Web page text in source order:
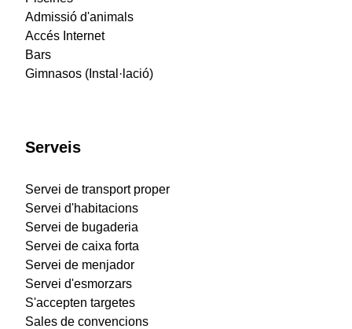
Admissió d'animals
Accés Internet
Bars
Gimnasos (Instal·lació)
Serveis
Servei de transport proper
Servei d'habitacions
Servei de bugaderia
Servei de caixa forta
Servei de menjador
Servei d'esmorzars
S'accepten targetes
Sales de convencions